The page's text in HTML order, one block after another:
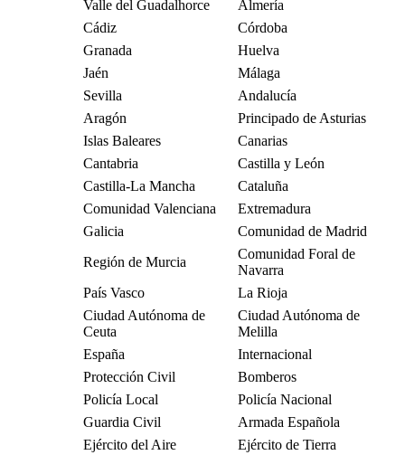
Valle del Guadalhorce
Almería
Cádiz
Córdoba
Granada
Huelva
Jaén
Málaga
Sevilla
Andalucía
Aragón
Principado de Asturias
Islas Baleares
Canarias
Cantabria
Castilla y León
Castilla-La Mancha
Cataluña
Comunidad Valenciana
Extremadura
Galicia
Comunidad de Madrid
Región de Murcia
Comunidad Foral de
Navarra
País Vasco
La Rioja
Ciudad Autónoma de
Ceuta
Ciudad Autónoma de
Melilla
España
Internacional
Protección Civil
Bomberos
Policía Local
Policía Nacional
Guardia Civil
Armada Española
Ejército del Aire
Ejército de Tierra